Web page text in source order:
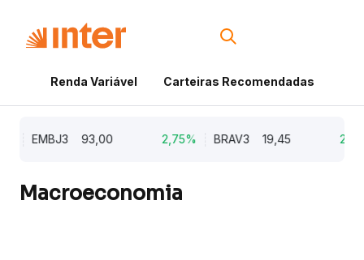
Renda Variável Carteiras Recomendadas
EMBJ3 93,00 2,75% BRAV3 19,45
Macroeconomia